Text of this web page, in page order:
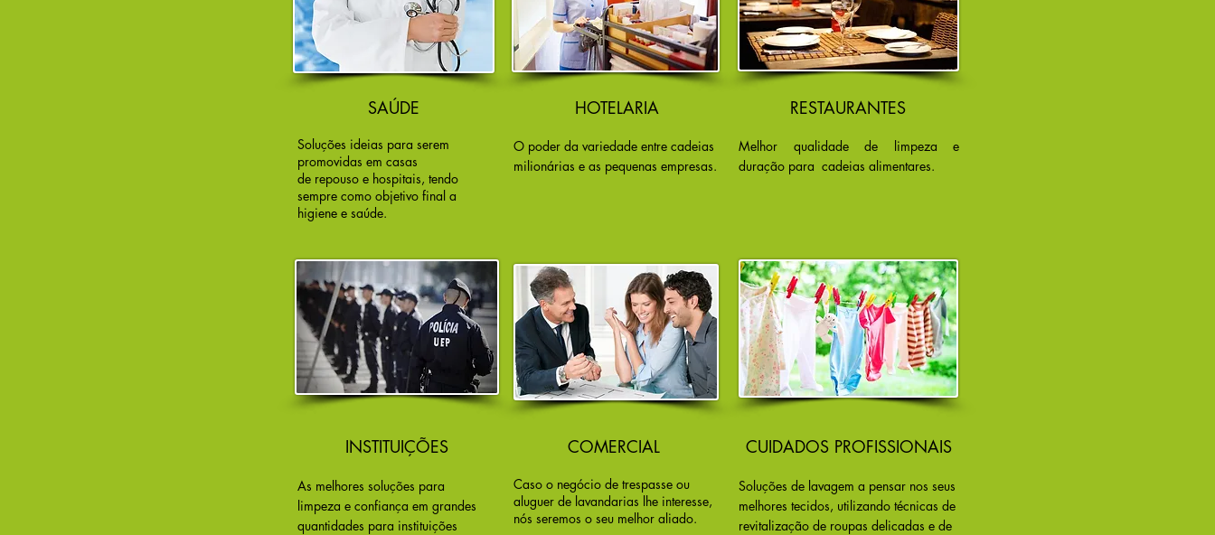
SAÚDE
Soluções ideias para serem
promovidas em casas
de repouso e hospitais, tendo
sempre como objetivo final a
higiene e saúde.
INSTITUIÇÕES
As melhores soluções para
limpeza e confiança em grandes
quantidades para instituições
HOTELARIA
O poder da variedade entre cadeias
milionárias e as pequenas empresas.
COMERCIAL
Caso o negócio de trespasse ou
aluguer de lavandarias lhe interesse,
nós seremos o seu melhor aliado.
RESTAURANTES
Melhor qualidade de limpeza e
duração para cadeias alimentares.
CUIDADOS PROFISSIONAIS
Soluções de lavagem a pensar nos seus
melhores tecidos, utilizando técnicas de
revitalização de roupas delicadas e de